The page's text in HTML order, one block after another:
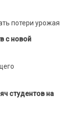
потери урожая
с новой
студентов на